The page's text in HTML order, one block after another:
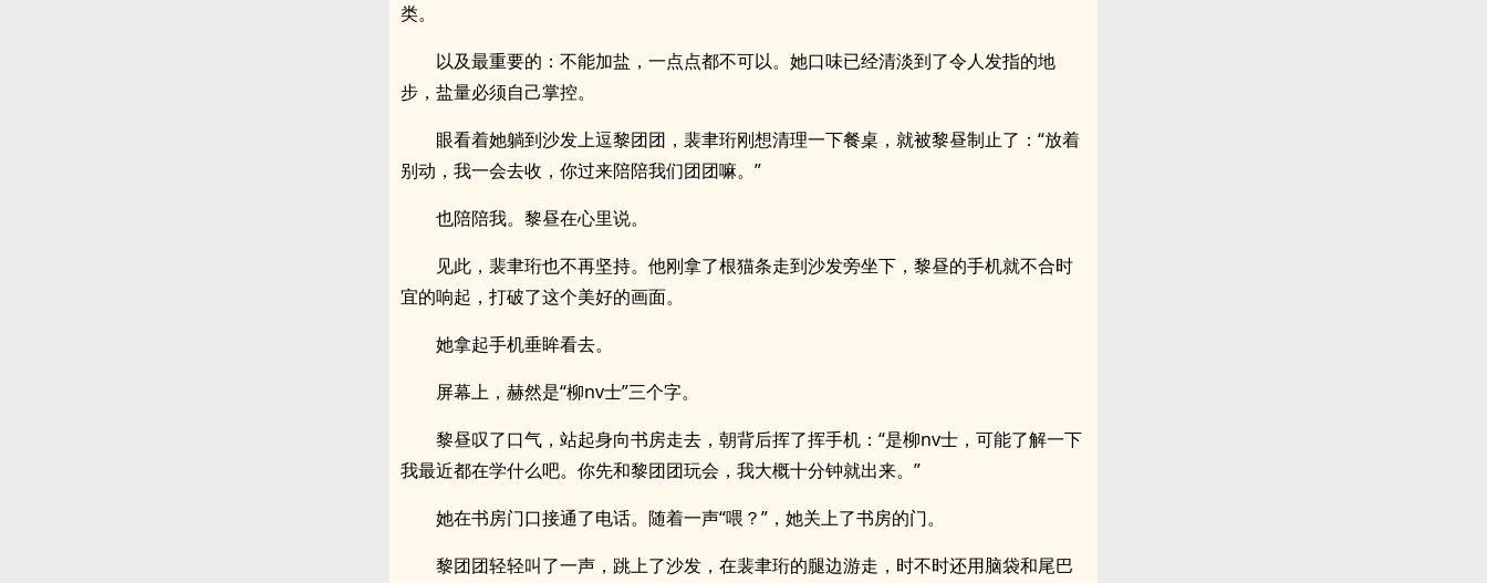
类。
以及最重要的：不能加盐，一点点都不可以。她口味已经清淡到了令人发指的地
步，盐量必须自己掌控。
眼看着她躺到沙发上逗黎团团，裴聿珩刚想清理一下餐桌，就被黎昼制止了：“放着
别动，我一会去收，你过来陪陪我们团团嘛。”
也陪陪我。黎昼在心里说。
见此，裴聿珩也不再坚持。他刚拿了根猫条走到沙发旁坐下，黎昼的手机就不合时
宜的响起，打破了这个美好的画面。
她拿起手机垂眸看去。
屏幕上，赫然是“柳nv士”三个字。
黎昼叹了口气，站起身向书房走去，朝背后挥了挥手机：“是柳nv士，可能了解一下
我最近都在学什么吧。你先和黎团团玩会，我大概十分钟就出来。”
她在书房门口接通了电话。随着一声“喂？”，她关上了书房的门。
黎团团轻轻叫了一声，跳上了沙发，在裴聿珩的腿边游走，时不时还用脑袋和尾巴